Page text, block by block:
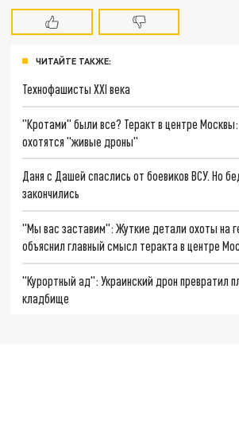
ЧИТАЙТЕ ТАКЖЕ:
Технофашисты XXI века
"Кротами" были все? Теракт в центре Москвы:
охотятся "живые дроны"
Даня с Дашей спаслись от боевиков ВСУ. Но
закончились
"Мы вас заставим": Жуткие детали охоты на
объяснил главный смысл теракта в центре
"Курортный ад": Украинский дрон превратил
кладбище